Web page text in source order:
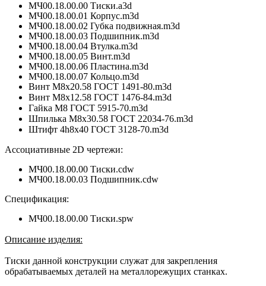
МЧ00.18.00.00 Тиски.a3d
МЧ00.18.00.01 Корпус.m3d
МЧ00.18.00.02 Губка подвижная.m3d
МЧ00.18.00.03 Подшипник.m3d
МЧ00.18.00.04 Втулка.m3d
МЧ00.18.00.05 Винт.m3d
МЧ00.18.00.06 Пластина.m3d
МЧ00.18.00.07 Кольцо.m3d
Винт M8х20.58 ГОСТ 1491-80.m3d
Винт М8х12.58 ГОСТ 1476-84.m3d
Гайка M8 ГОСТ 5915-70.m3d
Шпилька M8х30.58 ГОСТ 22034-76.m3d
Штифт 4h8х40 ГОСТ 3128-70.m3d
Ассоциативные 2D чертежи:
МЧ00.18.00.00 Тиски.cdw
МЧ00.18.00.03 Подшипник.cdw
Спецификация:
МЧ00.18.00.00 Тиски.spw
Описание изделия:
Тиски данной конструкции служат для закрепления
обрабатываемых деталей на металлорежущих станках.